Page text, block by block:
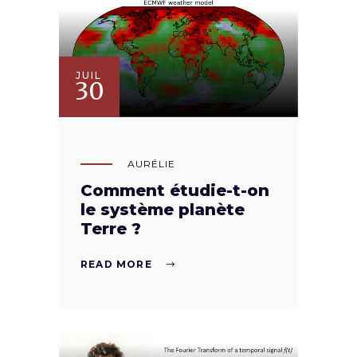
JUIL
30
AURÉLIE
Comment étudie-t-on
le système planète
Terre ?
READ MORE